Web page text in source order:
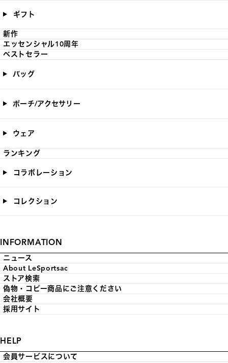
ギフト
新作
エッセンシャル10周年
ベストセラー
バッグ
ポーチ/アクセサリー
ウェア
ランキング
コラボレーション
コレクション
INFORMATION
ニュース
About LeSportsac
ストア検索
偽物・コピー商品にご注意ください
会社概要
採用サイト
HELP
会員サービスについて